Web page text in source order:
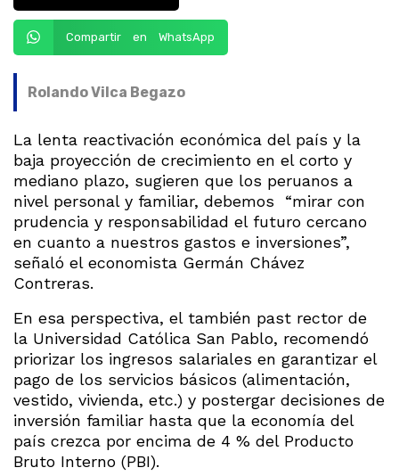
Compartir en WhatsApp
Rolando Vilca Begazo
La lenta reactivación económica del país y la
baja proyección de crecimiento en el corto y
mediano plazo, sugieren que los peruanos a
nivel personal y familiar, debemos “mirar con
prudencia y responsabilidad el futuro cercano
en cuanto a nuestros gastos e inversiones”,
señaló el economista Germán Chávez
Contreras.
En esa perspectiva, el también past rector de
la Universidad Católica San Pablo, recomendó
priorizar los ingresos salariales en garantizar el
pago de los servicios básicos (alimentación,
vestido, vivienda, etc.) y postergar decisiones de
inversión familiar hasta que la economía del
país crezca por encima de 4 % del Producto
Bruto Interno (PBI).